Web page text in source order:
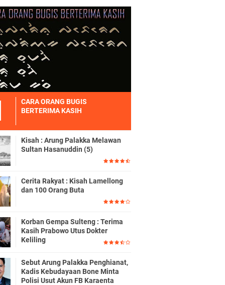
CARA ORANG BUGIS
BERTERIMA KASIH
Kisah : Arung Palakka Melawan
Sultan Hasanuddin (5)
Cerita Rakyat : Kisah Lamellong
dan 100 Orang Buta
Korban Gempa Sulteng : Terima
Kasih Prabowo Utus Dokter
Keliling
Sebut Arung Palakka Penghianat,
Kadis Kebudayaan Bone Minta
Polisi Usut Akun FB Karaenta